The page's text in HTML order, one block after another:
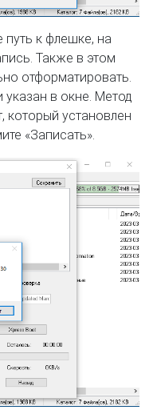
путь к флешке, на
Также в этом
отформатировать.
в окне. Метод
который установлен
«Записать».